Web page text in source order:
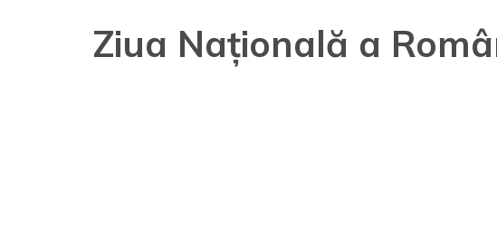
Ziua Națională a